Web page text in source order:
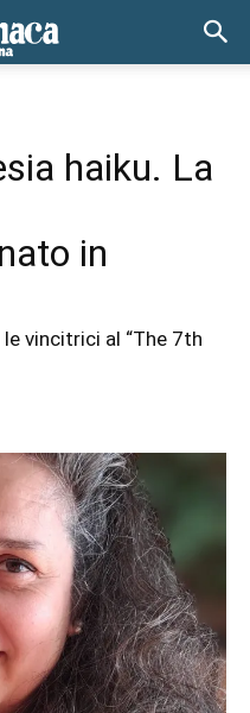
haiku. La
in
vincitrici al “The 7th